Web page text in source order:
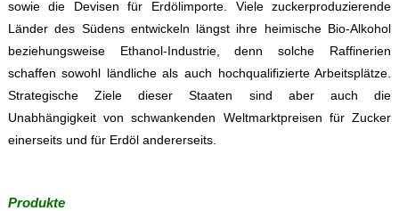
sowie die Devisen für Erdölimporte. Viele zuckerproduzierende
Länder des Südens entwickeln längst ihre heimische Bio-Alkohol
beziehungsweise Ethanol-Industrie, denn solche Raffinerien
schaffen sowohl ländliche als auch hochqualifizierte Arbeitsplätze.
Strategische Ziele dieser Staaten sind aber auch die
Unabhängigkeit von schwankenden Weltmarktpreisen für Zucker
einerseits und für Erdöl andererseits.
Produkte